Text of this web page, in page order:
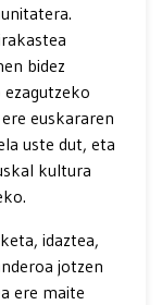
bidez
euskararen
uste dut, eta
kultura
idaztea,
jotzen
ere maite